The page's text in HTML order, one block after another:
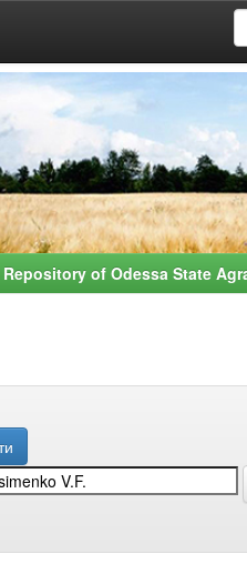
of Odessa State